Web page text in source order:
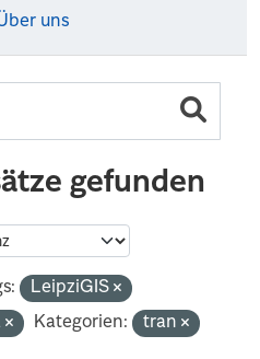
uns
gefunden
LeipziGIS
Kategorien: tran